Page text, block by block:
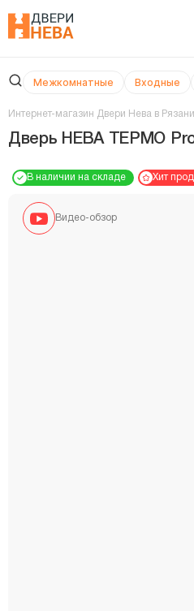
Межкомнатные Входные
Интернет-магазин Двери Нева в Рязани
Дверь НЕВА ТЕРМО Pro
В наличии на складе Хит
Видео-обзор